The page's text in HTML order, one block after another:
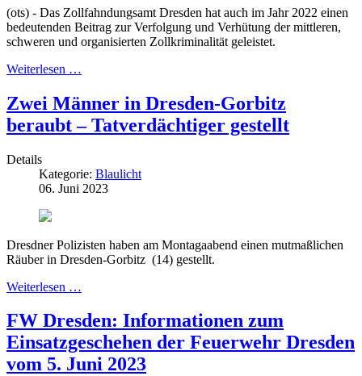
(ots) - Das Zollfahndungsamt Dresden hat auch im Jahr 2022 einen
bedeutenden Beitrag zur Verfolgung und Verhütung der mittleren,
schweren und organisierten Zollkriminalität geleistet.
Weiterlesen …
Zwei Männer in Dresden-Gorbitz
beraubt – Tatverdächtiger gestellt
Details
Kategorie: Blaulicht
06. Juni 2023
Dresdner Polizisten haben am Montagaabend einen mutmaßlichen
Räuber in Dresden-Gorbitz (14) gestellt.
Weiterlesen …
FW Dresden: Informationen zum
Einsatzgeschehen der Feuerwehr Dresden
vom 5. Juni 2023